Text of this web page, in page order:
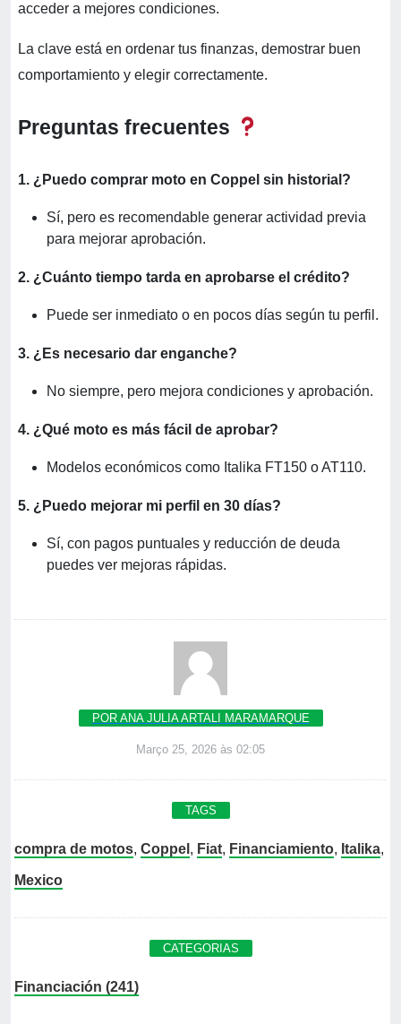
acceder a mejores condiciones.
La clave está en ordenar tus finanzas, demostrar buen
comportamiento y elegir correctamente.
Preguntas frecuentes
1. ¿Puedo comprar moto en Coppel sin historial?
Sí, pero es recomendable generar actividad previa
para mejorar aprobación.
2. ¿Cuánto tiempo tarda en aprobarse el crédito?
Puede ser inmediato o en pocos días según tu perfil.
3. ¿Es necesario dar enganche?
No siempre, pero mejora condiciones y aprobación.
4. ¿Qué moto es más fácil de aprobar?
Modelos económicos como Italika FT150 o AT110.
5. ¿Puedo mejorar mi perfil en 30 días?
Sí, con pagos puntuales y reducción de deuda
puedes ver mejoras rápidas.
POR ANA JULIA ARTALI MARAMARQUE
Março 25, 2026 às 02:05
TAGS
compra de motos, Coppel , Fiat, Financiamiento, Italika,
Mexico
CATEGORIAS
Financiación (241)